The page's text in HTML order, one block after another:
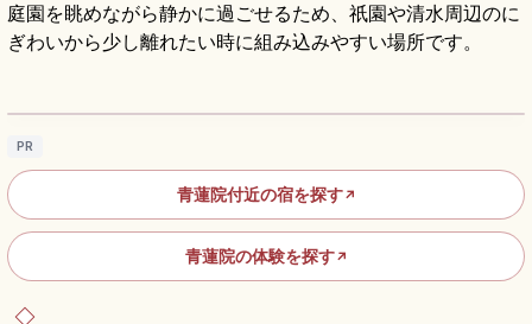
庭園を眺めながら静かに過ごせるため、祇園や清水周辺のに
ぎわいから少し離れたい時に組み込みやすい場所です。
青蓮院とはどんな場所？京都で楽しむ庭園と
PR
青蓮院付近の宿を探す↗
青蓮院の体験を探す↗